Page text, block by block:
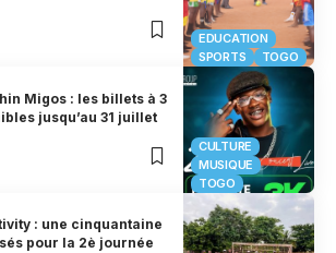
EDUCATION
SPORTS
TOGO
CULTURE
MUSIQUE
TOGO
Migos : les billets à 3
jusqu’au 31 juillet
: une cinquantaine
pour la 2è journée